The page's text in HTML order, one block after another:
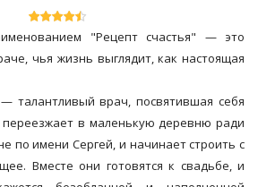
"Рецепт счастья" — это
чья жизнь выглядит, как настоящая
талантливый врач, посвятившая себя
в маленькую деревню ради
по имени Сергей, и начинает строить с
Вместе они готовятся к свадьбе, и